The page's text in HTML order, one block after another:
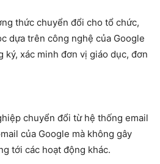
thức chuyển đổi cho tổ chức,
dựa trên công nghệ của Google
ký, xác minh đơn vị giáo dục, đơn
chuyển đổi từ hệ thống email
của Google mà không gây
tới các hoạt động khác.